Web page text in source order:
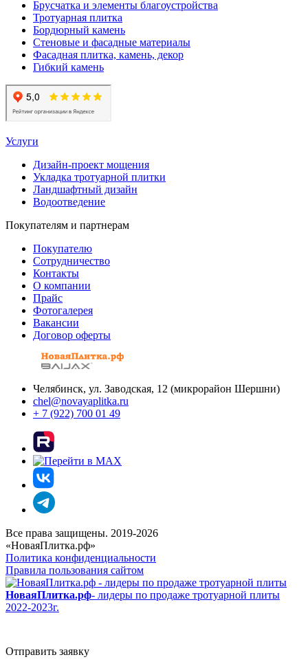
Брусчатка и элементы благоустройства
Тротуарная плитка
Бордюрный камень
Стеновые и фасадные материалы
Фасадная плитка, камень, декор
Гибкий камень
Услуги
Дизайн-проект мощения
Укладка тротуарной плитки
Ландшафтный дизайн
Водоотведение
Покупателям и партнерам
Покупателю
Сотрудничество
Контакты
О компании
Прайс
Фотогалерея
Вакансии
Договор оферты
Челябинск, ул. Заводская, 12 (микрорайон Шершни)
chel@novayaplitka.ru
+ 7 (922) 700 01 49
Все права защищены. 2019-2026
«НоваяПлитка.рф»
Политика конфиденциальности
Правила пользования сайтом
НоваяПлитка.рф- лидеры по продаже тротуарной плиты
2022-2023г.
Отправить заявку